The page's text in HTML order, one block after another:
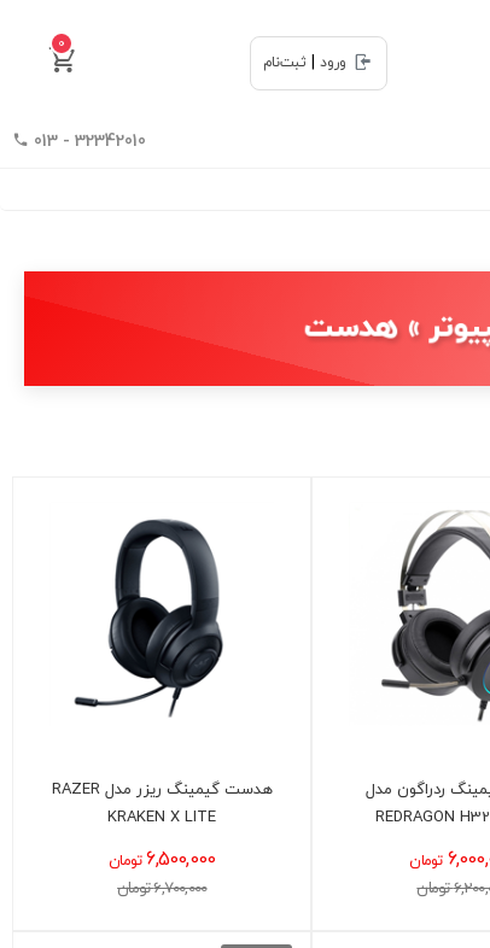
0
ورود
ثبت‌نام
32342010 - 013
» هدست
ردراگون مدل
REDRAGON
تومان
تومان
هدست گیمینگ ریزر مدل RAZER
KRAKEN X LITE
6,500,000 تومان
6,700,000 تومان